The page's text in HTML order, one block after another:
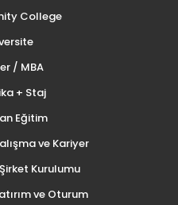
College
/ MBA
+ Staj
Eğitim
ve Kariyer
Kurulumu
ve Oturum